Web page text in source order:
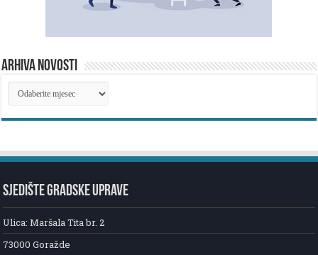
ARHIVA NOVOSTI
ARHIVA
NOVOSTI
SJEDIŠTE GRADSKE UPRAVE
Ulica: Maršala Tita br. 2
73000 Goražde